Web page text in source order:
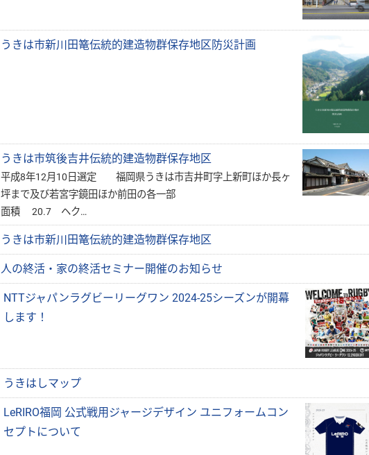
うきは市新川田篭伝統的建造物群保存地区防災計画
うきは市筑後吉井伝統的建造物群保存地区
平成8年12月10日選定 福岡県うきは市吉井町字上新町ほか長ヶ
坪まで及び若宮字鏡田ほか前田の各一部
面積 20.7 ヘク…
うきは市新川田篭伝統的建造物群保存地区
人の終活・家の終活セミナー開催のお知らせ
NTTジャパンラグビーリーグワン 2024-25シーズンが開幕
します！
うきはしマップ
LeRIRO福岡 公式戦用ジャージデザイン ユニフォームコン
セプトについて